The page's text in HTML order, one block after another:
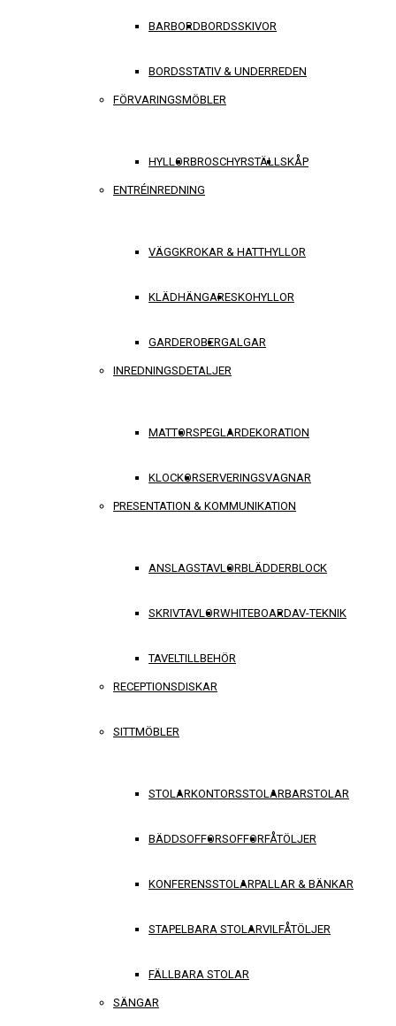
BARBORDBORDSSKIVOR
BORDSSTATIV & UNDERREDEN
FÖRVARINGSMÖBLER
HYLLORBROSCHYRSTÄLLSKÅP
ENTRÉINREDNING
VÄGGKROKAR & HATTHYLLOR
KLÄDHÄNGARESKOHYLLOR
GARDEROBERGALGAR
INREDNINGSDETALJER
MATTORSPEGLARDEKORATION
KLOCKORSERVERINGSVAGNAR
PRESENTATION & KOMMUNIKATION
ANSLAGSTAVLORBLÄDDERBLOCK
SKRIVTAVLORWHITEBOARDAV-TEKNIK
TAVELTILLBEHÖR
RECEPTIONSDISKAR
SITTMÖBLER
STOLARKONTORSSTOLARBARSTOLAR
BÄDDSOFFORSOFFORFÅTÖLJER
KONFERENSSTOLARPALLAR & BÄNKAR
STAPELBARA STOLARVILFÅTÖLJER
FÄLLBARA STOLAR
SÄNGAR